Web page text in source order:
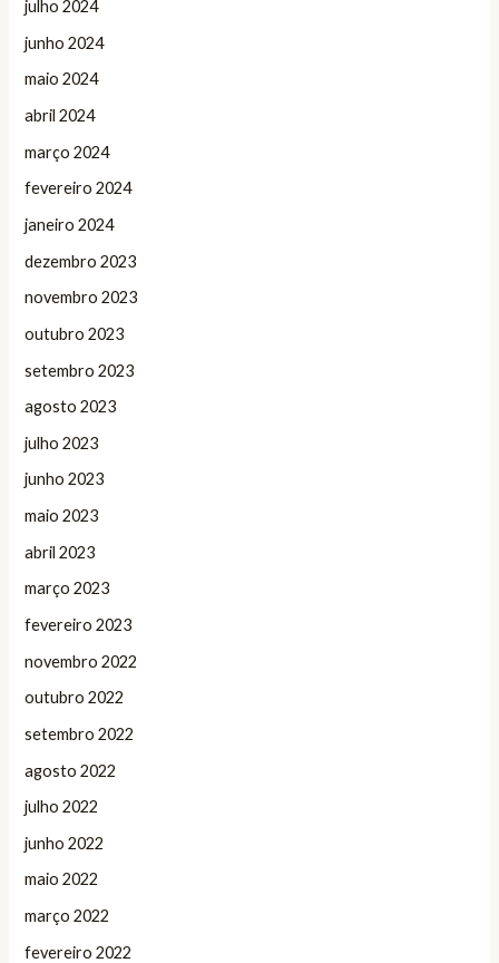
julho 2024
junho 2024
maio 2024
abril 2024
março 2024
fevereiro 2024
janeiro 2024
dezembro 2023
novembro 2023
outubro 2023
setembro 2023
agosto 2023
julho 2023
junho 2023
maio 2023
abril 2023
março 2023
fevereiro 2023
novembro 2022
outubro 2022
setembro 2022
agosto 2022
julho 2022
junho 2022
maio 2022
março 2022
fevereiro 2022